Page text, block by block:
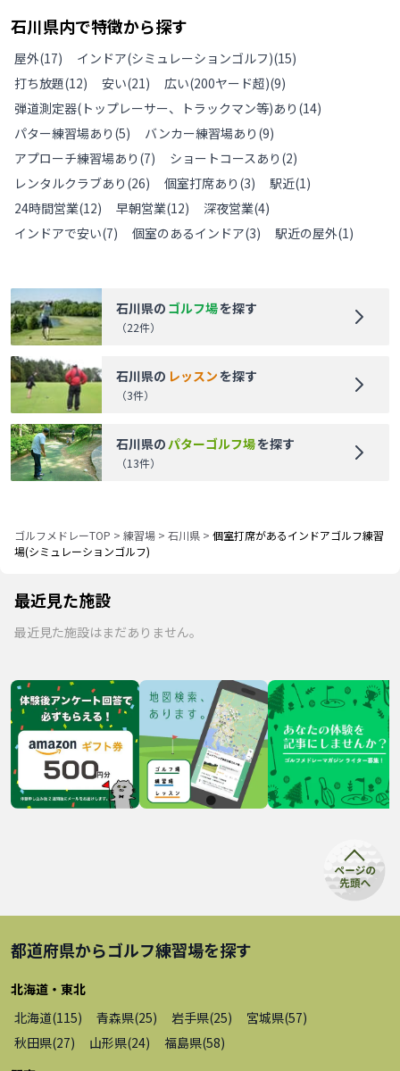
石川県内で特徴から探す
屋外(17) インドア(シミュレーションゴルフ)(15)
打ち放題(12) 安い(21) 広い(200ヤード超)(9)
弾道測定器(トップレーサー、トラックマン等)あり (14)
パター練習場あり (5) バンカー練習場あり (9)
アプローチ練習場あり (7) ショートコースあり (2)
レンタルクラブあり (26) 個室打席あり (3) 駅近(1)
24時間営業(12) 早朝営業(12) 深夜営業(4)
インドアで安い(7) 個室のあるインドア(3) 駅近の屋外(1)
石川県の ゴルフ場を探す
（22件）
石川県の レッスンを探す
（3件）
石川県のパターゴルフ場を探す
（13件）
ゴルフメドレーTOP > 練習場 > 石川県 > 個室打席があるインドアゴルフ練習
場(シミュレーションゴルフ)
最近見た施設
最近見た施設はまだありません。
都道府県からゴルフ練習場を探す
北海道・東北
北海道(115) 青森県(25) 岩手県(25) 宮城県(57)
秋田県(27) 山形県(24) 福島県(58)